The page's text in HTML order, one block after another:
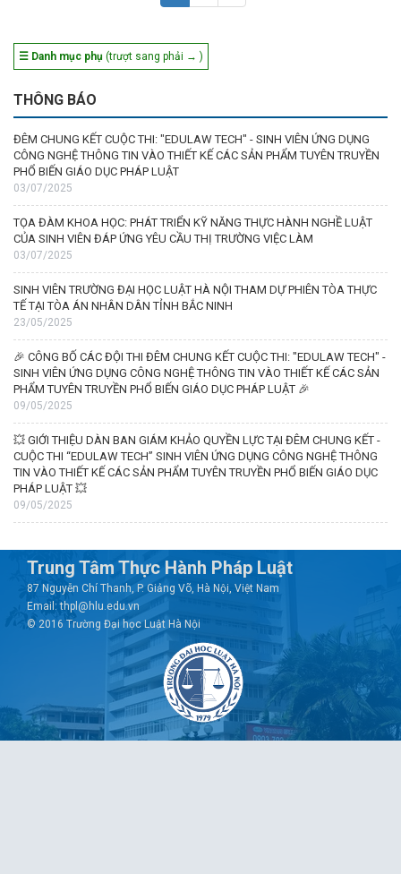
☰ Danh mục phụ (trượt sang phải → )
THÔNG BÁO
ĐÊM CHUNG KẾT CUỘC THI: "EDULAW TECH" - SINH VIÊN ỨNG DỤNG
CÔNG NGHỆ THÔNG TIN VÀO THIẾT KẾ CÁC SẢN PHẨM TUYÊN TRUYỀN
PHỔ BIẾN GIÁO DỤC PHÁP LUẬT
03/07/2025
TỌA ĐÀM KHOA HỌC: PHÁT TRIỂN KỸ NĂNG THỰC HÀNH NGHỀ LUẬT
CỦA SINH VIÊN ĐÁP ỨNG YÊU CẦU THỊ TRƯỜNG VIỆC LÀM
03/07/2025
SINH VIÊN TRƯỜNG ĐẠI HỌC LUẬT HÀ NỘI THAM DỰ PHIÊN TÒA THỰC
TẾ TẠI TÒA ÁN NHÂN DÂN TỈNH BẮC NINH
23/05/2025
🎉 CÔNG BỐ CÁC ĐỘI THI ĐÊM CHUNG KẾT CUỘC THI: "EDULAW TECH" -
SINH VIÊN ỨNG DỤNG CÔNG NGHỆ THÔNG TIN VÀO THIẾT KẾ CÁC SẢN
PHẨM TUYÊN TRUYỀN PHỔ BIẾN GIÁO DỤC PHÁP LUẬT 🎉
09/05/2025
💥 GIỚI THIỆU DÀN BAN GIÁM KHẢO QUYỀN LỰC TẠI ĐÊM CHUNG KẾT -
CUỘC THI “EDULAW TECH” SINH VIÊN ỨNG DỤNG CÔNG NGHỆ THÔNG
TIN VÀO THIẾT KẾ CÁC SẢN PHẨM TUYÊN TRUYỀN PHỔ BIẾN GIÁO DỤC
PHÁP LUẬT 💥
09/05/2025
Trung Tâm Thực Hành Pháp Luật
87 Nguyễn Chí Thanh, P. Giảng Võ, Hà Nội, Việt Nam
Email: thpl@hlu.edu.vn
© 2016 Trường Đại học Luật Hà Nội